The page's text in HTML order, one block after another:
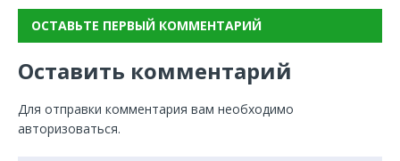
ОСТАВЬТЕ ПЕРВЫЙ КОММЕНТАРИЙ
Оставить комментарий
Для отправки комментария вам необходимо
авторизоваться.